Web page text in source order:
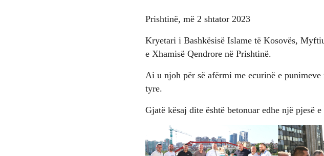
Prishtinë, më 2 shtator 2023
Kryetari i Bashkësisë Islame të Kosovës,
e Xhamisë Qendrore në Prishtinë.
Ai u njoh për së afërmi me ecurinë e
tyre.
Gjatë kësaj dite është betonuar edhe një pjesë